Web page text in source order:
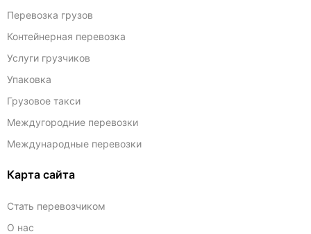
Перевозка грузов
Контейнерная перевозка
Услуги грузчиков
Упаковка
Грузовое такси
Междугородние перевозки
Международные перевозки
Карта сайта
Стать перевозчиком
О нас